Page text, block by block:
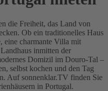
die Freiheit, das Land von
Ob ein traditionelles Haus
eine charmante Villa mit
inmitten der
Domizil im Douro-Tal –
selbst kochen und den Tag
Auf sonnenklar.TV finden Sie
in Portugal.